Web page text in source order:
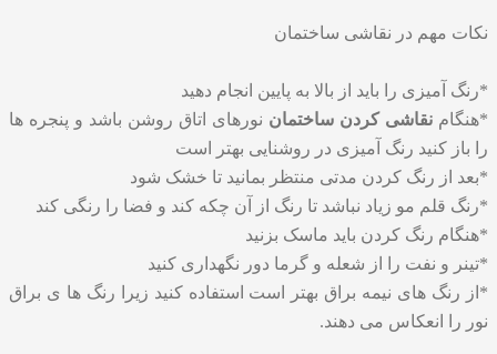
نکات مهم در نقاشی ساختمان
*رنگ آمیزی را باید از بالا به پایین انجام دهید
*هنگام نقاشی کردن ساختمان نورهای اتاق روشن باشد و پنجره ها
را باز کنید رنگ آمیزی در روشنایی بهتر است
*بعد از رنگ کردن مدتی منتظر بمانید تا خشک شود
*رنگ قلم مو زیاد نباشد تا رنگ از آن چکه کند و فضا را رنگی کند
*هنگام رنگ کردن باید ماسک بزنید
*تینر و نفت را از شعله و گرما دور نگهداری کنید
*از رنگ های نیمه براق بهتر است استفاده کنید زیرا رنگ ها ی براق
نور را انعکاس می دهند.